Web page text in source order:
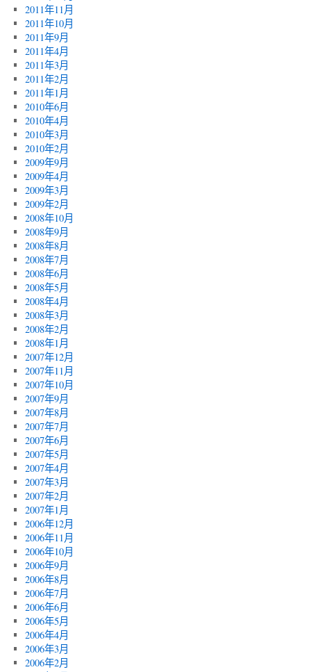
2011年11月
2011年10月
2011年9月
2011年4月
2011年3月
2011年2月
2011年1月
2010年6月
2010年4月
2010年3月
2010年2月
2009年9月
2009年4月
2009年3月
2009年2月
2008年10月
2008年9月
2008年8月
2008年7月
2008年6月
2008年5月
2008年4月
2008年3月
2008年2月
2008年1月
2007年12月
2007年11月
2007年10月
2007年9月
2007年8月
2007年7月
2007年6月
2007年5月
2007年4月
2007年3月
2007年2月
2007年1月
2006年12月
2006年11月
2006年10月
2006年9月
2006年8月
2006年7月
2006年6月
2006年5月
2006年4月
2006年3月
2006年2月